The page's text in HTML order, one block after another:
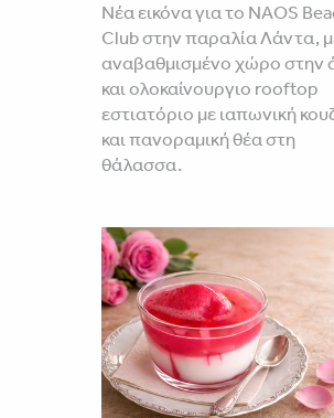
Νέα εικόνα για το NAOS
Club στην παραλία Λάντα,
αναβαθμισμένο χώρο στην
και ολοκαίνουργιο rooftop
εστιατόριο με ιαπωνική
και πανοραμική θέα στη
θάλασσα.